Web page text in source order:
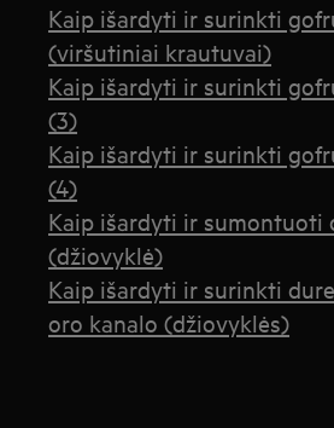
Kaip išardyti ir surinkti
(viršutiniai krautuvai)
Kaip išardyti ir surinkti
(3)
Kaip išardyti ir surinkti
(4)
Kaip išardyti ir sumontuoti
(džiovyklė)
Kaip išardyti ir surinkti
oro kanalo (džiovyklės)